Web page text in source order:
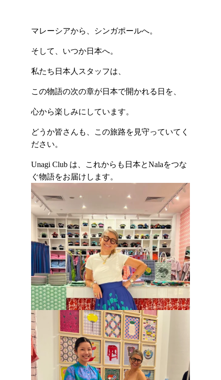
マレーシアから、シンガポールへ。
そして、いつか日本へ。
私たち日本人スタッフは、
この物語の次の章が日本で開かれる日を、
心から楽しみにしています。
どうか皆さんも、この旅路を見守っていてく
ださい。
Unagi Club は、これからも日本とNalaをつな
ぐ物語をお届けします。